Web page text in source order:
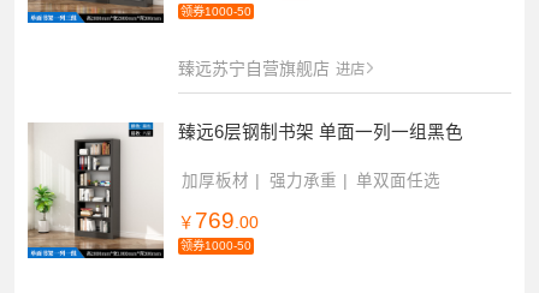
领券1000-50
臻远苏宁自营旗舰店 进店
臻远6层钢制书架 单面一列一组黑色
加厚板材 强力承重 单双面任选
￥ 769.00
领券1000-50